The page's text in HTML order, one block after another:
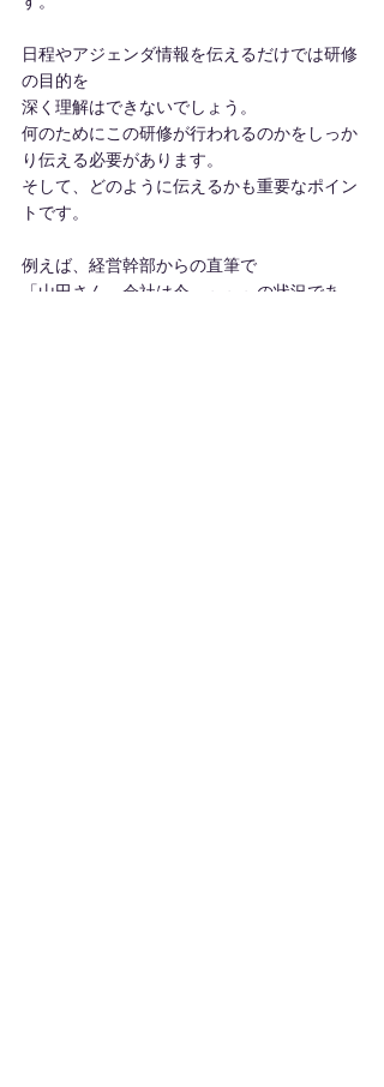
日程やアジェンダ情報を伝えるだけでは研修
の目的を
深く理解はできないでしょう。
何のためにこの研修が行われるのかをしっか
り伝える必要があります。
そして、どのように伝えるかも重要なポイン
トです。
例えば、経営幹部からの直筆で
「山田さん、会社は今、～～～の状況であ